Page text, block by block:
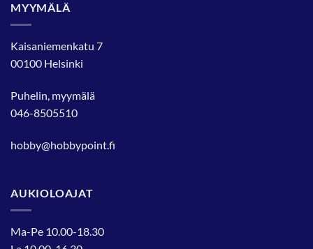
MYYMÄLÄ
Kaisaniemenkatu 7
00100 Helsinki
Puhelin, myymälä
046-8505510
hobby@hobbypoint.fi
AUKIOLOAJAT
Ma-Pe 10.00-18.30